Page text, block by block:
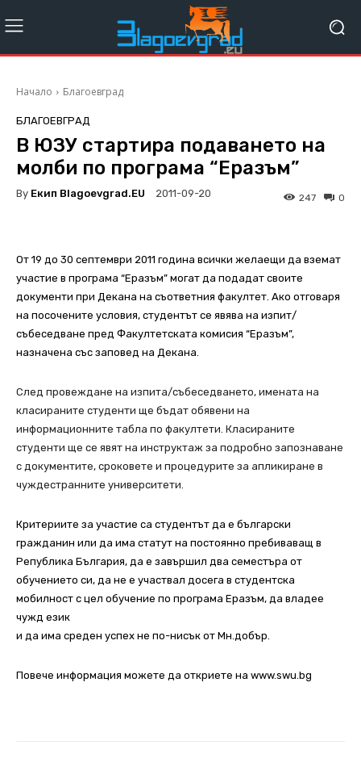
Начало Благоевград
БЛАГОЕВГРАД
В ЮЗУ стартира подаването на
молби по програма “Еразъм”
By Екип Blagoevgrad.EU 2011-09-20 0
247
От 19 до 30 септември 2011 година всички желаещи да вземат
участие в програма “Еразъм” могат да подадат своите
документи при Декана на съответния факултет. Ако отговаря
на посочените условия, студентът се явява на изпит/
събеседване пред Факултетската комисия “Еразъм”,
назначена със заповед на Декана.
След провеждане на изпита/събеседването, имената на
класираните студенти ще бъдат обявени на
информационните табла по факултети. Класираните
студенти ще се явят на инструктаж за подробно запознаване
с документите, сроковете и процедурите за апликиране в
чуждестранните университети.
Критериите за участие са студентът да е български
гражданин или да има статут на постоянно пребиваващ в
Република България, да е завършил два семестъра от
обучението си, да не е участвал досега в студентска
мобилност с цел обучение по програма Еразъм, да владее
чужд език
и да има среден успех не по-нисък от Мн.добър.
Повече информация можете да откриете на www.swu.bg